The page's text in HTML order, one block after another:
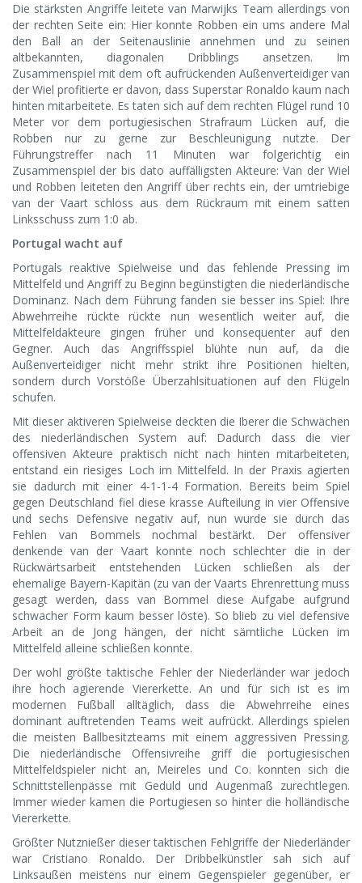
Die stärksten Angriffe leitete van Marwijks Team allerdings von
der rechten Seite ein: Hier konnte Robben ein ums andere Mal
den Ball an der Seitenauslinie annehmen und zu seinen
altbekannten, diagonalen Dribblings ansetzen. Im
Zusammenspiel mit dem oft aufrückenden Außenverteidiger van
der Wiel profitierte er davon, dass Superstar Ronaldo kaum nach
hinten mitarbeitete. Es taten sich auf dem rechten Flügel rund 10
Meter vor dem portugiesischen Strafraum Lücken auf, die
Robben nur zu gerne zur Beschleunigung nutzte. Der
Führungstreffer nach 11 Minuten war folgerichtig ein
Zusammenspiel der bis dato auffälligsten Akteure: Van der Wiel
und Robben leiteten den Angriff über rechts ein, der umtriebige
van der Vaart schloss aus dem Rückraum mit einem satten
Linksschuss zum 1:0 ab.
Portugal wacht auf
Portugals reaktive Spielweise und das fehlende Pressing im
Mittelfeld und Angriff zu Beginn begünstigten die niederländische
Dominanz. Nach dem Führung fanden sie besser ins Spiel: Ihre
Abwehrreihe rückte rückte nun wesentlich weiter auf, die
Mittelfeldakteure gingen früher und konsequenter auf den
Gegner. Auch das Angriffsspiel blühte nun auf, da die
Außenverteidiger nicht mehr strikt ihre Positionen hielten,
sondern durch Vorstöße Überzahlsituationen auf den Flügeln
schufen.
Mit dieser aktiveren Spielweise deckten die Iberer die Schwächen
des niederländischen System auf: Dadurch dass die vier
offensiven Akteure praktisch nicht nach hinten mitarbeiteten,
entstand ein riesiges Loch im Mittelfeld. In der Praxis agierten
sie dadurch mit einer 4-1-1-4 Formation. Bereits beim Spiel
gegen Deutschland fiel diese krasse Aufteilung in vier Offensive
und sechs Defensive negativ auf, nun wurde sie durch das
Fehlen van Bommels nochmal bestärkt. Der offensiver
denkende van der Vaart konnte noch schlechter die in der
Rückwärtsarbeit entstehenden Lücken schließen als der
ehemalige Bayern-Kapitän (zu van der Vaarts Ehrenrettung muss
gesagt werden, dass van Bommel diese Aufgabe aufgrund
schwacher Form kaum besser löste). So blieb zu viel defensive
Arbeit an de Jong hängen, der nicht sämtliche Lücken im
Mittelfeld alleine schließen konnte.
Der wohl größte taktische Fehler der Niederländer war jedoch
ihre hoch agierende Viererkette. An und für sich ist es im
modernen Fußball alltäglich, dass die Abwehrreihe eines
dominant auftretenden Teams weit aufrückt. Allerdings spielen
die meisten Ballbesitzteams mit einem aggressiven Pressing.
Die niederländische Offensivreihe griff die portugiesischen
Mittelfeldspieler nicht an, Meireles und Co. konnten sich die
Schnittstellenpässe mit Geduld und Augenmaß zurechtlegen.
Immer wieder kamen die Portugiesen so hinter die holländische
Viererkette.
Größter Nutznießer dieser taktischen Fehlgriffe der Niederländer
war Cristiano Ronaldo. Der Dribbelkünstler sah sich auf
Linksaußen meistens nur einem Gegenspieler gegenüber, er